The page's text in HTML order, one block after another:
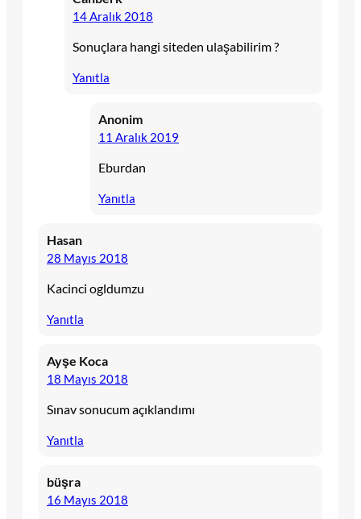
14 Aralık 2018
Sonuçlara hangi siteden ulaşabilirim ?
Yanıtla
Anonim
11 Aralık 2019
Eburdan
Yanıtla
Hasan
28 Mayıs 2018
Kacinci ogldumzu
Yanıtla
Ayşe Koca
18 Mayıs 2018
Sınav sonucum açıklandımı
Yanıtla
büşra
16 Mayıs 2018